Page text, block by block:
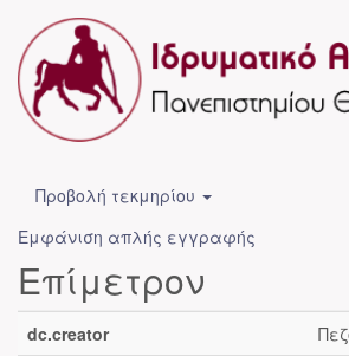
Προβολή τεκμηρίου
Εμφάνιση απλής εγγραφής
Επίμετρον
dc.creator